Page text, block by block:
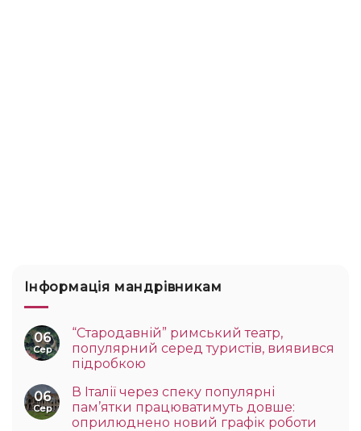
Інформація мандрівникам
06
Сер
“Стародавній” римський театр,
популярний серед туристів, виявився
підробкою
06
Сер
В Італії через спеку популярні
пам’ятки працюватимуть довше:
оприлюднено новий графік роботи